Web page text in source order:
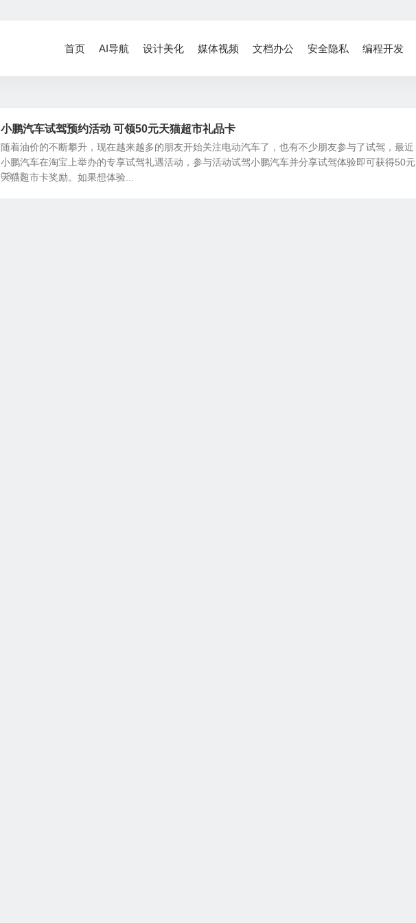
首页 AI导航 设计美化 媒体视频 文档办公 安全隐私 编程开发
小鹏汽车试驾预约活动 可领50元天猫超市礼品卡
随着油价的不断攀升，现在越来越多的朋友开始关注电动汽车了，也有不少朋友参与了试驾，最近
小鹏汽车在淘宝上举办的专享试驾礼遇活动，参与活动试驾小鹏汽车并分享试驾体验即可获得50元
天猫超市卡奖励。如果想体验...
08/18